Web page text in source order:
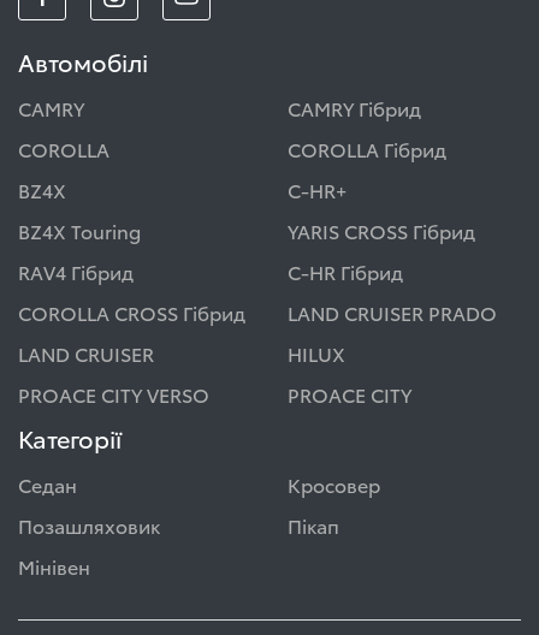
Автомобілі
CAMRY
CAMRY Гібрид
COROLLA
COROLLA Гібрид
BZ4X
C-HR+
BZ4X Touring
YARIS CROSS Гібрид
RAV4 Гібрид
C-HR Гібрид
COROLLA CROSS Гібрид
LAND CRUISER PRADO
LAND CRUISER
HILUX
PROACE CITY VERSO
PROACE CITY
Категорії
Седан
Кросовер
Позашляховик
Пікап
Мінівен